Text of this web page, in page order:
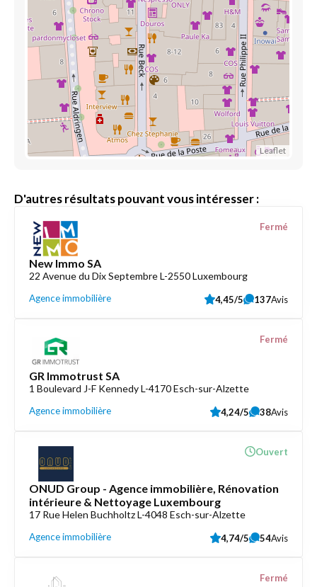
Leaflet
D'autres résultats pouvant vous intéresser :
New Immo SA
22 Avenue du Dix Septembre L-2550 Luxembourg
Agence immobilière
Fermé
4,45/5 137Avis
GR Immotrust SA
1 Boulevard J-F Kennedy L-4170 Esch-sur-Alzette
Agence immobilière
Fermé
4,24/5 38Avis
ONUD Group - Agence immobilière, Rénovation
intérieure & Nettoyage Luxembourg
17 Rue Helen Buchholtz L-4048 Esch-sur-Alzette
Agence immobilière
Ouvert
4,74/5 54Avis
Fermé